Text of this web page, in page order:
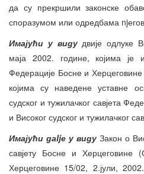
да су прекршили законске
споразумом или одредбама
Имајући у виду двије одлуке
маја 2002. године, којима је
Федерације Босне и
којима су наведене уставне
судског и тужилачког савјета
и Високог судског и тужилачког
Имајући даljе у виду Закон о
савјету Босне и Херцеговине
Херцеговине 15/02, 2.јули,